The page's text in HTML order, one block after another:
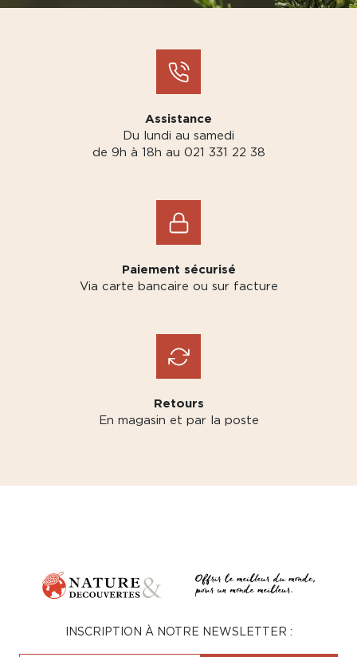
Assistance
Du lundi au samedi
de 9h à 18h au 021 331 22 38
Paiement sécurisé
Via carte bancaire ou sur facture
Retours
En magasin et par la poste
INSCRIPTION À NOTRE NEWSLETTER :